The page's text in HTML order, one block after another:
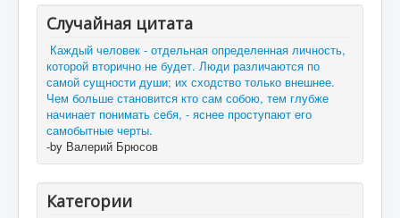
Случайная цитата
Каждый человек - отдельная определенная личность,
которой вторично не будет. Люди различаются по
самой сущности души; их сходство только внешнее.
Чем больше становится кто сам собою, тем глубже
начинает понимать себя, - яснее проступают его
самобытные черты.
-by Валерий Брюсов
Категории